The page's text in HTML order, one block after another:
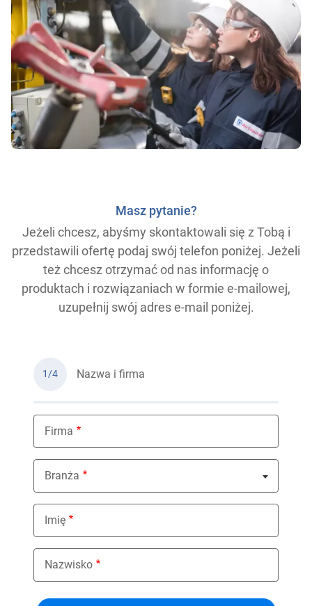
Masz pytanie?
Jeżeli chcesz, abyśmy skontaktowali się z Tobą i
przedstawili ofertę podaj swój telefon poniżej. Jeżeli
też chcesz otrzymać od nas informację o
produktach i rozwiązaniach w formie e-mailowej,
uzupełnij swój adres e-mail poniżej.
1/4 Nazwa i firma
Firma
Branża
Nothing selected
Imię
Nazwisko